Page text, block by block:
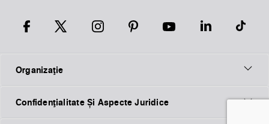
Organizaţie
Confidențialitate Și Aspecte Juridice